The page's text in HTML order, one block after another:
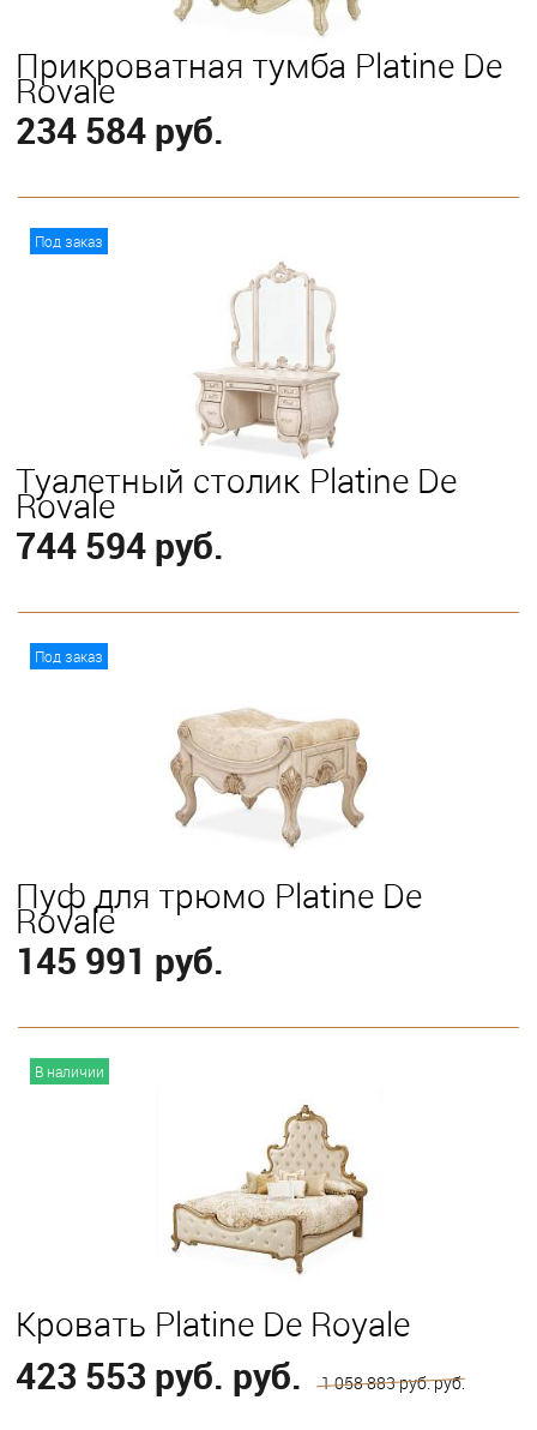
Прикроватная тумба Platine De
Royale
234 584 руб.
Под заказ
Туалетный столик Platine De
Royale
744 594 руб.
Под заказ
Пуф для трюмо Platine De
Royale
145 991 руб.
В наличии
Кровать Platine De Royale
423 553 руб. руб. 1 058 883 руб. руб.